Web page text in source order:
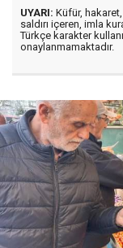
UYARI: Küfür,
saldırı içeren, imla
Türkçe karakter
onaylanmamaktadır.